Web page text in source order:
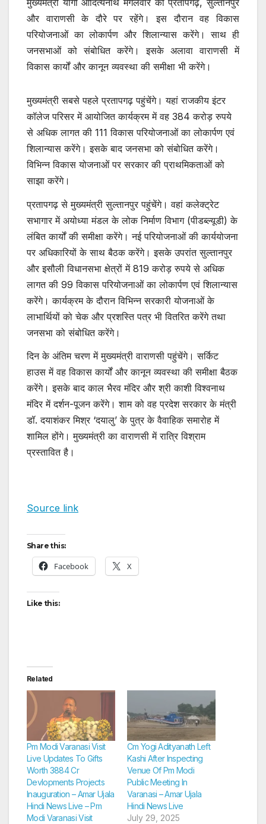
और वाराणसी के दौरे पर रहेंगे। इस दौरान वह विकास
परियोजनाओं का लोकार्पण और शिलान्यास करेंगे। साथ ही
जनसभाओं को संबोधित करेंगे। इसके अलावा वाराणसी में
विकास कार्यों और कानून व्यवस्था की समीक्षा भी करेंगे।
मुख्यमंत्री सबसे पहले प्रतापगढ़ पहुंचेंगे। यहां राजकीय इंटर
कॉलेज परिसर में आयोजित कार्यक्रम में वह 384 करोड़ रुपये
से अधिक लागत की 111 विकास परियोजनाओं का लोकार्पण एवं
शिलान्यास करेंगे। इसके बाद जनसभा को संबोधित करेंगे।
विभिन्न विकास योजनाओं पर सरकार की प्राथमिकताओं को
साझा करेंगे।
प्रतापगढ़ से मुख्यमंत्री सुल्तानपुर पहुंचेंगे। वहां कलेक्ट्रेट
सभागार में अयोध्या मंडल के लोक निर्माण विभाग (पीडब्ल्यूडी) के
लंबित कार्यों की समीक्षा करेंगे। नई परियोजनाओं की कार्ययोजना
पर अधिकारियों के साथ बैठक करेंगे। इसके उपरांत सुल्तानपुर
और इसौली विधानसभा क्षेत्रों में 819 करोड़ रुपये से अधिक
लागत की 99 विकास परियोजनाओं का लोकार्पण एवं शिलान्यास
करेंगे। कार्यक्रम के दौरान विभिन्न सरकारी योजनाओं के
लाभार्थियों को चेक और प्रशस्ति पत्र भी वितरित करेंगे तथा
जनसभा को संबोधित करेंगे।
दिन के अंतिम चरण में मुख्यमंत्री वाराणसी पहुंचेंगे। सर्किट
हाउस में वह विकास कार्यों और कानून व्यवस्था की समीक्षा बैठक
करेंगे। इसके बाद काल भैरव मंदिर और श्री काशी विश्वनाथ
मंदिर में दर्शन-पूजन करेंगे। शाम को वह प्रदेश सरकार के मंत्री
डॉ. दयाशंकर मिश्र ‘दयालु’ के पुत्र के वैवाहिक समारोह में
शामिल होंगे। मुख्यमंत्री का वाराणसी में रात्रि विश्राम
प्रस्तावित है।
Source link
Share this:
Facebook X
Like this:
Related
Pm Modi Varanasi Visit
Live Updates To Gifts
Worth 3884 Cr
Devlopments Projects
Inauguration – Amar Ujala
Hindi News Live – Pm
Modi Varanasi Visit
Cm Yogi Adityanath Left
Kashi After Inspecting
Venue Of Pm Modi
Public Meeting In
Varanasi – Amar Ujala
Hindi News Live
July 29, 2025